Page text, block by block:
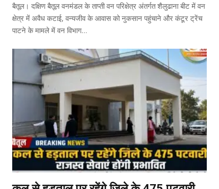
बैतूल। दक्षिण बैतूल वनमंडल के ताप्ती वन परिक्षेत्र अंतर्गत शैलुढाना बीट में वन
क्षेत्र में अवैध कटाई, वन्यजीव के आवास को नुकसान पहुंचाने और कंटूर ट्रेंच
पाटने के मामले में वन विभाग…